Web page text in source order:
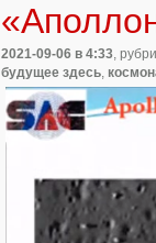
2021-09-06 в 4:33,
будущее здесь,